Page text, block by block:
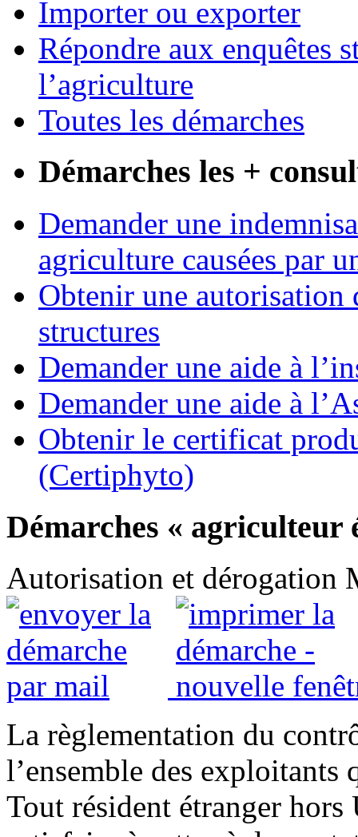
Importer ou exporter
Répondre aux enquêtes
l’agriculture
Toutes les démarches
Démarches les +
Demander une
agriculture causées par
Obtenir une autorisation
structures
Demander une aide à
Demander une aide à
Obtenir le certificat
(Certiphyto)
Démarches « agriculteur
Autorisation et dérogation
La règlementation du
l’ensemble des
Tout résident étranger